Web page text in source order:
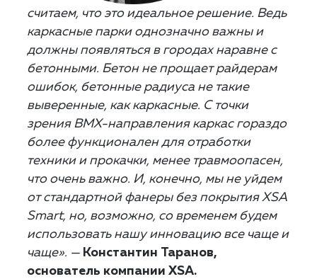
считаем, что это идеальное решение. Ведь
каркасные парки однозначно важны и
должны появляться в городах наравне с
бетонными. Бетон не прощает райдерам
ошибок, бетонные радиуса не такие
выверенные, как каркасные. С точки
зрения BMX-направления каркас гораздо
более функционален для отработки
техники и прокачки, менее травмоопасен,
что очень важно. И, конечно, мы не уйдем
от стандартной фанеры без покрытия XSA
Smart, но, возможно, со временем будем
использовать нашу инновацию все чаще и
чаще». — Константин Таранов,
основатель компании XSA.